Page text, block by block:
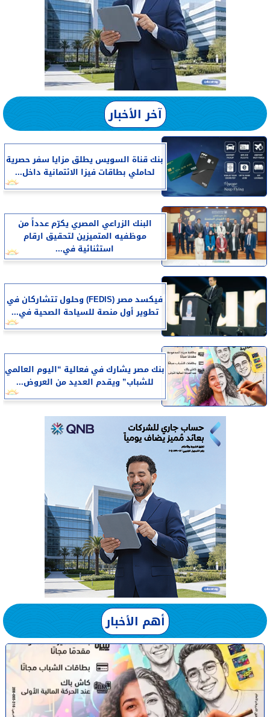
آخر الأخبار
بنك قناة السويس يطلق مزايا سفر حصرية
لحاملي بطاقات فيزا الائتمانية داخل...
البنك الزراعي المصري يكرّم عدداً من
موظفيه المتميزين لتحقيق ارقام
استثنائية في...
فيكسد مصر (FEDIS) وحلول تتشاركان في
تطوير أول منصة للسياحة الصحية في...
بنك مصر يشارك في فعالية “اليوم العالمي
للشباب” ويقدم العديد من العروض...
أهم الأخبار